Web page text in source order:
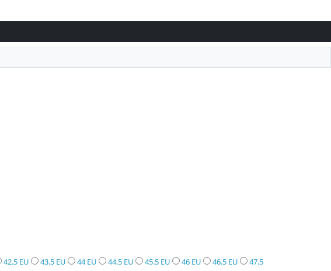
42.5 EU 43.5 EU 44 EU 44.5 EU 45.5 EU 46 EU 46.5 EU
47.5